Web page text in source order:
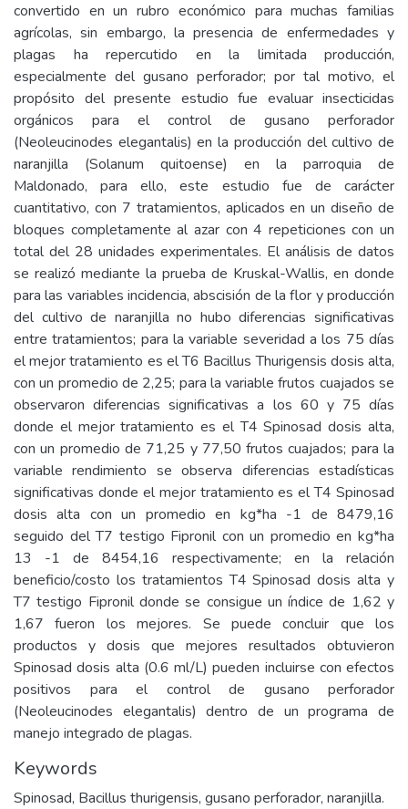
convertido en un rubro económico para muchas familias
agrícolas, sin embargo, la presencia de enfermedades y
plagas ha repercutido en la limitada producción,
especialmente del gusano perforador; por tal motivo, el
propósito del presente estudio fue evaluar insecticidas
orgánicos para el control de gusano perforador
(Neoleucinodes elegantalis) en la producción del cultivo de
naranjilla (Solanum quitoense) en la parroquia de
Maldonado, para ello, este estudio fue de carácter
cuantitativo, con 7 tratamientos, aplicados en un diseño de
bloques completamente al azar con 4 repeticiones con un
total del 28 unidades experimentales. El análisis de datos
se realizó mediante la prueba de Kruskal-Wallis, en donde
para las variables incidencia, abscisión de la flor y producción
del cultivo de naranjilla no hubo diferencias significativas
entre tratamientos; para la variable severidad a los 75 días
el mejor tratamiento es el T6 Bacillus Thurigensis dosis alta,
con un promedio de 2,25; para la variable frutos cuajados se
observaron diferencias significativas a los 60 y 75 días
donde el mejor tratamiento es el T4 Spinosad dosis alta,
con un promedio de 71,25 y 77,50 frutos cuajados; para la
variable rendimiento se observa diferencias estadísticas
significativas donde el mejor tratamiento es el T4 Spinosad
dosis alta con un promedio en kg*ha -1 de 8479,16
seguido del T7 testigo Fipronil con un promedio en kg*ha
13 -1 de 8454,16 respectivamente; en la relación
beneficio/costo los tratamientos T4 Spinosad dosis alta y
T7 testigo Fipronil donde se consigue un índice de 1,62 y
1,67 fueron los mejores. Se puede concluir que los
productos y dosis que mejores resultados obtuvieron
Spinosad dosis alta (0.6 ml/L) pueden incluirse con efectos
positivos para el control de gusano perforador
(Neoleucinodes elegantalis) dentro de un programa de
manejo integrado de plagas.
Keywords
Spinosad, Bacillus thurigensis, gusano perforador, naranjilla.